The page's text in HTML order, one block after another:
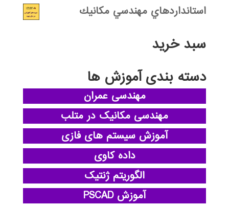
استانداردهاي مهندسي مكانيك
سبد خرید
دسته بندی آموزش ها
مهندسی عمران
مهندسی مکانیک در متلب
آموزش سیستم های فازی
داده کاوی
الگوریتم ژنتیک
آموزش PSCAD